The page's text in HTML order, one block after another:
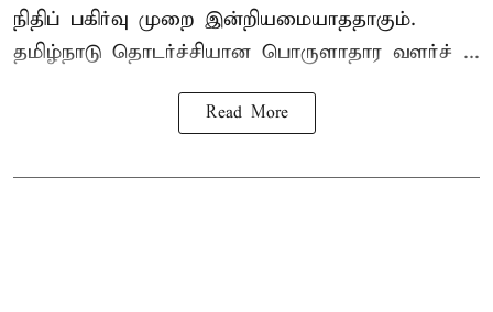
நிதிப் பகிர்வு முறை இன்றியமையாததாகும்.
தமிழ்நாடு தொடர்ச்சியான பொருளாதார வளர்ச் ...
Read More